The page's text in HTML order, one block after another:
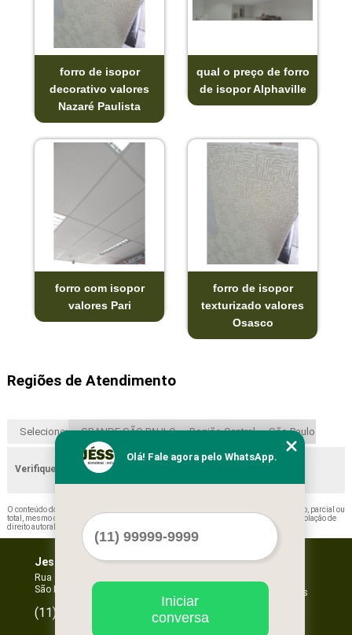
forro de isopor
decorativo valores
Nazaré Paulista
qual o preço de forro
de isopor Alphaville
forro com isopor
valores Pari
forro de isopor
texturizado valores
Osasco
Regiões de Atendimento
Selecione: GRANDE SÃO PAULO Região Central São Paulo
Verifique as regiões que atendemos
O conteúdo do texto "
" é de direito reservado. Sua reprodução, parcial ou
total, mesmo citando nossos links, é proibida sem a autorização do autor. Crime de violação de
direito autoral – artigo 184 do Código Penal –
Lei 9610/98 - Lei de direitos autorais
Jessica Forros e Divisórias
Rua Oscar Horta, 269 - Mooca
São Paulo - SP - CEP: 03105-110
(11)
Serviços
Olá! Fale agora pelo WhatsApp.
Iniciar
conversa